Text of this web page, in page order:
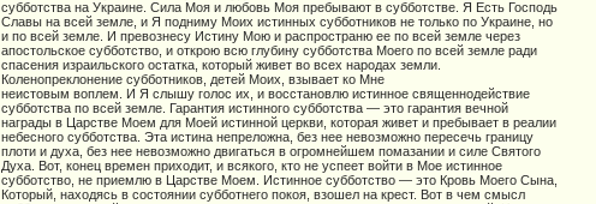
субботства на Украине. Сила Моя и любовь Моя пребывают в субботстве. Я Есть Господь
Славы на всей земле, и Я подниму Моих истинных субботников не только по Украине, но
и по всей земле. И превознесу Истину Мою и распространю ее по всей земле через
апостольское субботство, и открою всю глубину субботства Моего по всей земле ради
спасения израильского остатка, который живет во всех народах земли.
Коленопреклонение субботников, детей Моих, взывает ко Мне
неистовым воплем. И Я слышу голос их, и восстановлю истинное священнодействие
субботства по всей земле. Гарантия истинного субботства — это гарантия вечной
награды в Царстве Моем для Моей истинной церкви, которая живет и пребывает в реалии
небесного субботства. Эта истина непреложна, без нее невозможно пересечь границу
плоти и духа, без нее невозможно двигаться в огромнейшем помазании и силе Святого
Духа. Вот, конец времен приходит, и всякого, кто не успеет войти в Мое истинное
субботство, не приемлю в Царстве Моем. Истинное субботство — это Кровь Моего Сына,
Который, находясь в состоянии субботнего покоя, взошел на крест. Вот в чем смысл